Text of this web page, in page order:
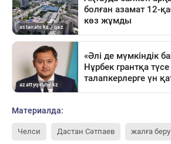
Материалда:
Челси Дастан Сәтпаев жалға беру